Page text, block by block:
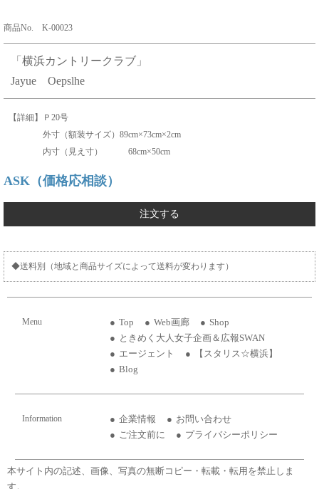
商品No. K-00023
「横浜カントリークラブ」
Jayue Oepslhe
【詳細】Ｐ20号
外寸（額装サイズ）89cm×73cm×2cm
内寸（見え寸） 68cm×50cm
ASK（価格応相談）
注文する
◆送料別（地域と商品サイズによって送料が変わります）
Menu Top Web画廊
Shop
ときめく大人女子企画＆広報SWAN
エージェント
【スタリス☆横浜】
Blog
Information 企業情報
お問い合わせ
ご注文前に
プライバシーポリシー
本サイト内の記述、画像、写真の無断コピー・転載・転用を禁止しま
す。